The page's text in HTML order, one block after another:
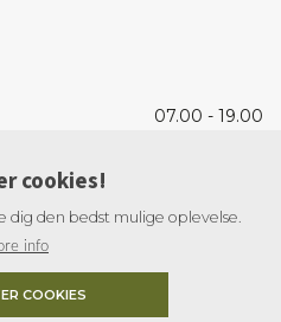
07.00 - 19.00
07.00 - 19.00
09.00 - 15.00
cookies!
dig den bedst mulige oplevelse.
info
COOKIES